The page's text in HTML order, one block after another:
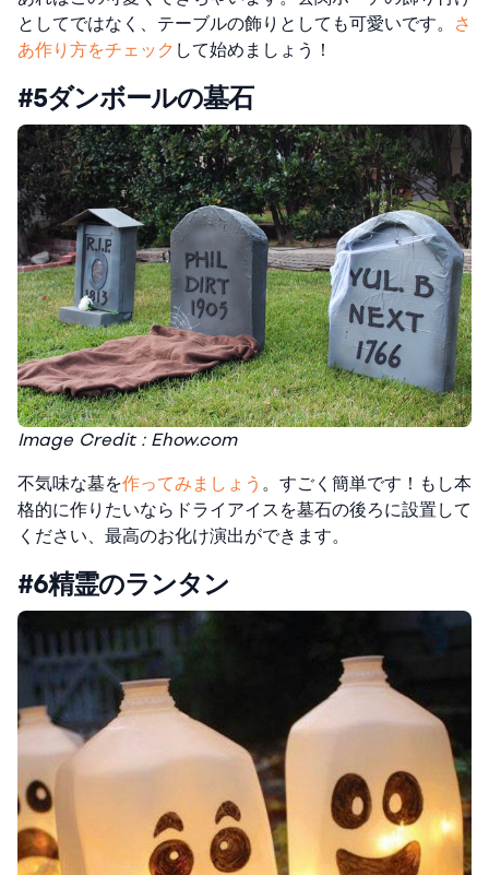
としてではなく、テーブルの飾りとしても可愛いです。
さ
あ作り方をチェック して始めましょう！
#5ダンボールの墓石
Image Credit : Ehow.com
不気味な墓を作ってみましょう 。すごく簡単です！もし本
格的に作りたいならドライアイスを墓石の後ろに設置して
ください、最高のお化け演出ができます。
#6精霊のランタン